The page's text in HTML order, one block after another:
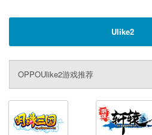
Ulike2
OPPOUlike2游戏推荐